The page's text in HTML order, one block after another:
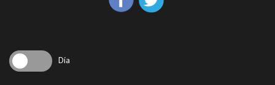
Día